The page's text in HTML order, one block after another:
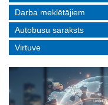
Darba meklētājiem
Autobusu saraksts
Virtuve